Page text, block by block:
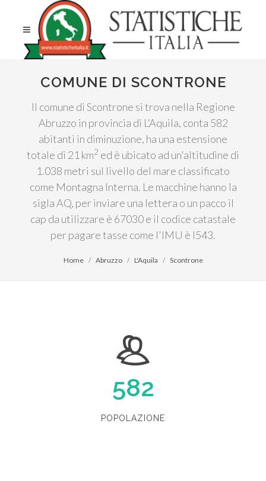
COMUNE DI SCONTRONE
Il comune di Scontrone si trova nella Regione
Abruzzo in provincia di L'Aquila, conta 582
abitanti in diminuzione, ha una estensione
totale di 21 km2 ed è ubicato ad un'altitudine di
1.038 metri sul livello del mare classificato
come Montagna Interna. Le macchine hanno la
sigla AQ, per inviare una lettera o un pacco il
cap da utilizzare è 67030 e il codice catastale
per pagare tasse come l'IMU è I543.
Home Abruzzo L'Aquila Scontrone
582
POPOLAZIONE